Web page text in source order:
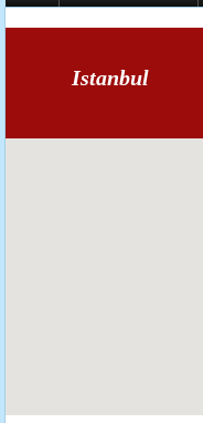
Istanbul